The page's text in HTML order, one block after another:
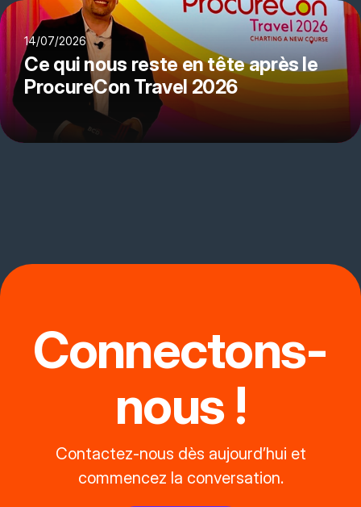
14/07/2026
Ce qui nous reste en tête après le
ProcureCon Travel 2026
Connectons-
nous !
Contactez-nous dès aujourd’hui et
commencez la conversation.